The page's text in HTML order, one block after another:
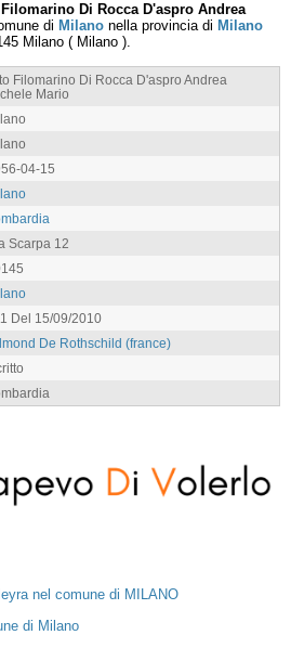
Di Rocca D'aspro Andrea
di Milano nella provincia di Milano
Milano ( Milano ).
Filomarino Di Rocca D'aspro Andrea
Mario
04-15
Scarpa 12
Del 15/09/2010
De Rothschild (france)
nel comune di MILANO
di Milano